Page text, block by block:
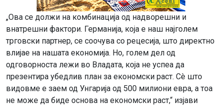
„Ова се должи на комбинација од надворешни и
внатрешни фактори. Германија, која е наш најголем
трговски партнер, се соочува со рецесија, што директно
влијае на нашата економија. Но, голем дел од
одговорноста лежи во Владата, која не успеа да
презентира убедлив план за економски раст. Сè што
видовме е заем од Унгарија од 500 милиони евра, а тоа
не може да биде основа на економски раст,“ изјави